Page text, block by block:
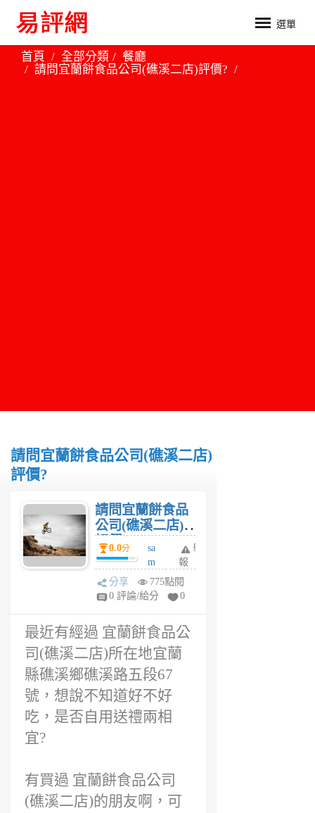
選單
首頁 全部分類
餐廳
請問宜蘭餅食品公司(礁溪二店)評價?
請問宜蘭餅食品公司(礁溪二店)
評價?
請問宜蘭餅食品
公司(礁溪二店)
評價?
0.0分
sa
m
6
年
舉
報
分享
775點閱
0 評論/給分
0
最近有經過 宜蘭餅食品公
司(礁溪二店)所在地宜蘭
縣礁溪鄉礁溪路五段67
號，想說不知道好不好
吃，是否自用送禮兩相
宜?
有買過 宜蘭餅食品公司
(礁溪二店)的朋友啊，可